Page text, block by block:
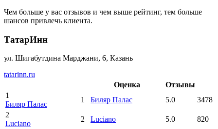
Чем больше у вас отзывов и чем выше рейтинг, тем больше
шансов привлечь клиента.
ТатарИнн
ул. Шигабутдина Марджани, 6, Казань
tatarinn.ru
Оценка
Отзывы
1
Биляр Палас
1 Биляр Палас 5.0
3478
2
Luciano
2 Luciano 5.0
820